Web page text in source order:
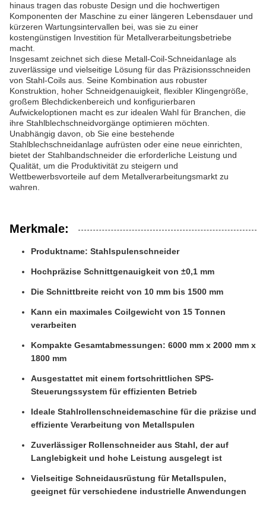
hinaus tragen das robuste Design und die hochwertigen
Komponenten der Maschine zu einer längeren Lebensdauer und
kürzeren Wartungsintervallen bei, was sie zu einer
kostengünstigen Investition für Metallverarbeitungsbetriebe
macht.
Insgesamt zeichnet sich diese Metall-Coil-Schneidanlage als
zuverlässige und vielseitige Lösung für das Präzisionsschneiden
von Stahl-Coils aus. Seine Kombination aus robuster
Konstruktion, hoher Schneidgenauigkeit, flexibler Klingengröße,
großem Blechdickenbereich und konfigurierbaren
Aufwickeloptionen macht es zur idealen Wahl für Branchen, die
ihre Stahlblechschneidvorgänge optimieren möchten.
Unabhängig davon, ob Sie eine bestehende
Stahlblechschneidanlage aufrüsten oder eine neue einrichten,
bietet der Stahlbandschneider die erforderliche Leistung und
Qualität, um die Produktivität zu steigern und
Wettbewerbsvorteile auf dem Metallverarbeitungsmarkt zu
wahren.
Merkmale:
Produktname: Stahlspulenschneider
Hochpräzise Schnittgenauigkeit von ±0,1 mm
Die Schnittbreite reicht von 10 mm bis 1500 mm
Kann ein maximales Coilgewicht von 15 Tonnen
verarbeiten
Kompakte Gesamtabmessungen: 6000 mm x 2000 mm x
1800 mm
Ausgestattet mit einem fortschrittlichen SPS-
Steuerungssystem für effizienten Betrieb
Ideale Stahlrollenschneidemaschine für die präzise und
effiziente Verarbeitung von Metallspulen
Zuverlässiger Rollenschneider aus Stahl, der auf
Langlebigkeit und hohe Leistung ausgelegt ist
Vielseitige Schneidausrüstung für Metallspulen,
geeignet für verschiedene industrielle Anwendungen